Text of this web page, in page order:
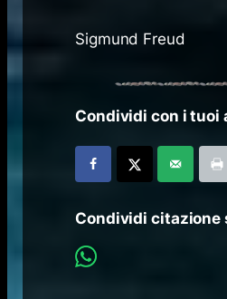
Sigmund Freud
Condividi con i tuoi
Condividi citazione